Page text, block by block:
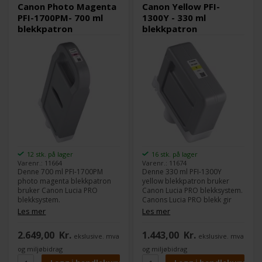
Canon imagePROGRAF PRO
2000
Canon imagePROGRAF PRO
Canon imagePROGRAF PRO
Canon imagePROGRAF PRO
Canon imagePROGRAF PRO
2000
Canon imagePROGRAF PRO
Canon imagePROGRAF PRO
Canon imagePROGRAF PRO
6000
Canon Photo Magenta
PFI-1700PM- 700 ml
blekkpatron
12 stk. på lager
Varenr.: 11664
Denne 700 ml PFI-1700PM
photo magenta blekkpatron
bruker Canon Lucia PRO
blekksystem.
Canons Lucia PRO blekk gir
god densitet i fargene og et
Innhold:700 ml
Type: Canon Lucia PRO
Les mer
2.649,00 Kr. ekslusive. mva
og miljøbidrag
Canon Yellow PFI-
1300Y - 330 ml
blekkpatron
16 stk. på lager
Varenr.: 11674
Denne 330 ml PFI-1300Y
yellow blekkpatron bruker
Canon Lucia PRO blekksystem.
Canons Lucia PRO blekk gir
god densitet i fargene og et
stort fargespekter.
Innhold:330 ml
Type:Canon Lucia PRO
Farge:Yellow
Les mer
1.443,00 Kr. ekslusive. mva
og miljøbidrag